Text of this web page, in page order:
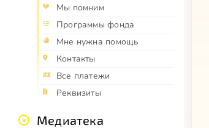
Мы помним
Программы фонда
Мне нужна помощь
Контакты
Все платежи
Реквизиты
Медиатека